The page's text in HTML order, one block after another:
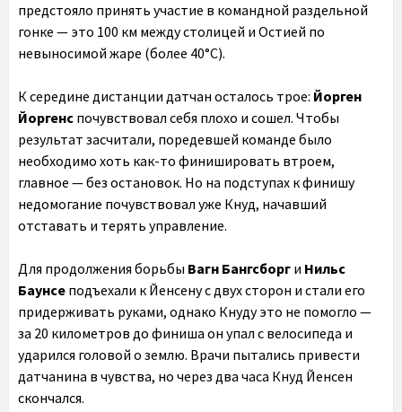
предстояло принять участие в командной раздельной
гонке — это 100 км между столицей и Остией по
невыносимой жаре (более 40°C).
К середине дистанции датчан осталось трое: Йорген
Йоргенс почувствовал себя плохо и сошел. Чтобы
результат засчитали, поредевшей команде было
необходимо хоть как-то финишировать втроем,
главное — без остановок. Но на подступах к финишу
недомогание почувствовал уже Кнуд, начавший
отставать и терять управление.
Для продолжения борьбы Вагн Бангсборг и Нильс
Баунсе подъехали к Йенсену с двух сторон и стали его
придерживать руками, однако Кнуду это не помогло —
за 20 километров до финиша он упал с велосипеда и
ударился головой о землю. Врачи пытались привести
датчанина в чувства, но через два часа Кнуд Йенсен
скончался.